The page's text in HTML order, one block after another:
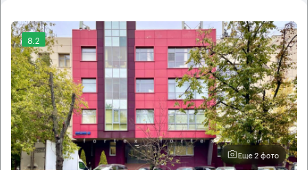
8.2
Еще 2 фото